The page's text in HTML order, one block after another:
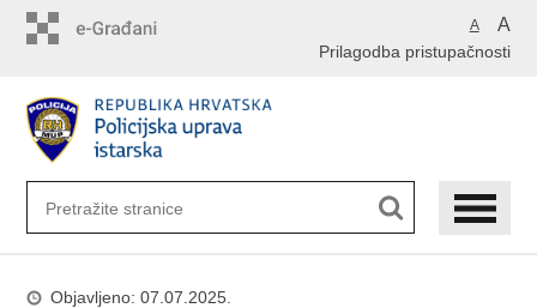
A A
Prilagodba pristupačnosti
Objavljeno: 07.07.2025.